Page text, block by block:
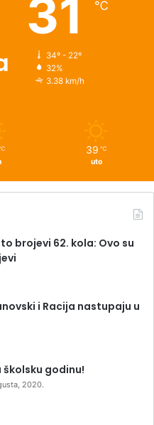
31 ℃
34º - 22º
32%
3.38 km/h
39 ℃
uto
brojevi 62. kola: Ovo su
i Racija nastupaju u
školsku godinu!
2020.